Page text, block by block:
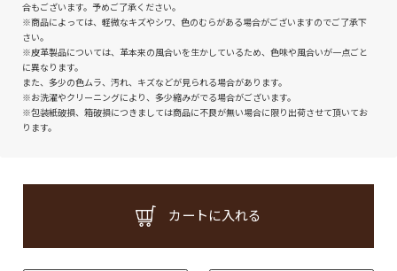
合もございます。予めご了承ください。
※商品によっては、軽微なキズやシワ、色のむらがある場合がございますのでご了承下
さい。
※皮革製品については、革本来の風合いを生かしているため、色味や風合いが一点ごと
に異なります。
また、多少の色ムラ、汚れ、キズなどが見られる場合があります。
※お洗濯やクリーニングにより、多少縮みがでる場合がございます。
※包装紙破損、箱破損につきましては商品に不良が無い場合に限り出荷させて頂いてお
ります。
カートに入れる